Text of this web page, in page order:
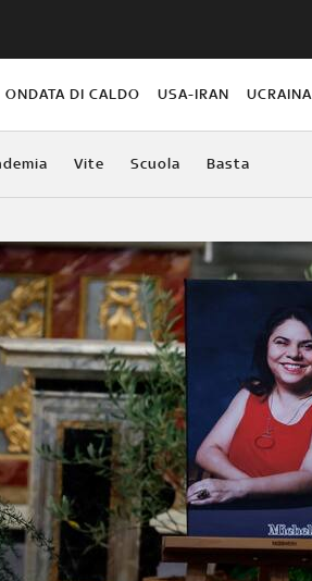
ONDATA DI CALDO USA-IRAN UCRAINA
Vite Scuola Basta